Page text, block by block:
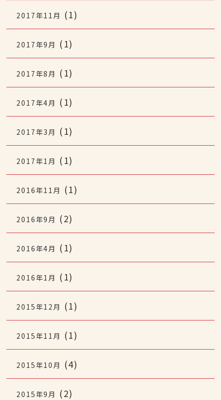
2017年11月 (1)
2017年9月 (1)
2017年8月 (1)
2017年4月 (1)
2017年3月 (1)
2017年1月 (1)
2016年11月 (1)
2016年9月 (2)
2016年4月 (1)
2016年1月 (1)
2015年12月 (1)
2015年11月 (1)
2015年10月 (4)
2015年9月 (2)